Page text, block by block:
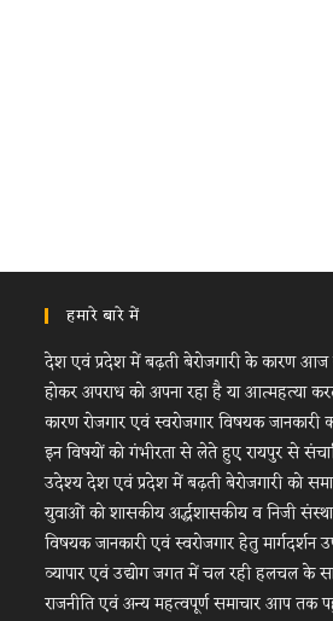
हमारे बारे में
देश एवं प्रदेश में बढ़ती बेरोजगारी के कारण
होकर अपराध को अपना रहा है या आत्महत्या
कारण रोजगार एवं स्वरोजगार विषयक जानकारी
इन विषयों को गंभीरता से लेते हुए रायपुर से
उदेश्य देश एवं प्रदेश में बढ़ती बेरोजगारी को
युवाओं को शासकीय अर्द्धशासकीय व निजी
विषयक जानकारी एवं स्वरोजगार हेतु मार्गदर्शन
व्यापार एवं उद्योग जगत में चल रही हलचल के
राजनीति एवं अन्य महत्वपूर्ण समाचार आप तक